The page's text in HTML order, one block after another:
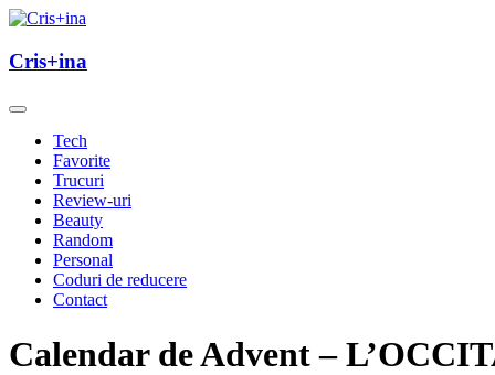
Skip
content
Cris+ina
Cris+ina
Tech
Favorite
Trucuri
Review-uri
Beauty
Random
Personal
Coduri de reducere
Contact
Calendar de Advent –